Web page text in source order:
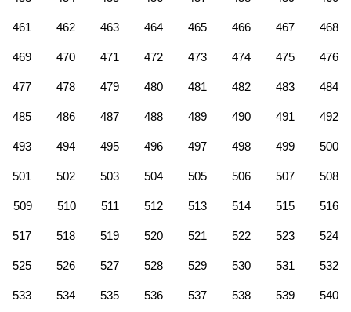
461 462 463 464 465 466 467 468
469 470 471 472 473 474 475 476
477 478 479 480 481 482 483 484
485 486 487 488 489 490 491 492
493 494 495 496 497 498 499 500
501 502 503 504 505 506 507 508
509 510 511 512 513 514 515 516
517 518 519 520 521 522 523 524
525 526 527 528 529 530 531 532
533 534 535 536 537 538 539 540